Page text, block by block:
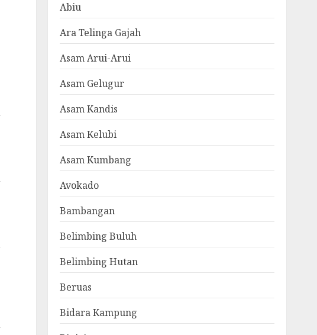
Abiu
Ara Telinga Gajah
Asam Arui-Arui
Asam Gelugur
Asam Kandis
Asam Kelubi
Asam Kumbang
Avokado
Bambangan
Belimbing Buluh
Belimbing Hutan
Beruas
Bidara Kampung